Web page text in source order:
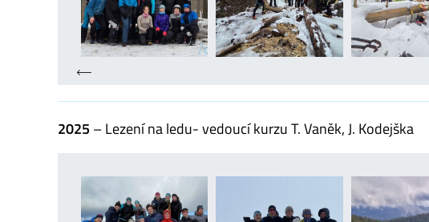
2025 – Lezení na ledu- vedoucí kurzu T. Vaněk, J. Kodejška